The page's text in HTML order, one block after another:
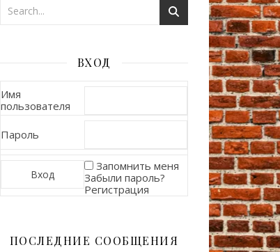
ВХОД
Имя
пользователя
Пароль
Запомнить меня
Забыли пароль?
Регистрация
ПОСЛЕДНИЕ СООБЩЕНИЯ